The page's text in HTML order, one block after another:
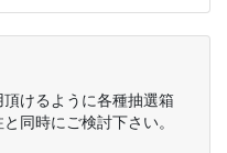
けるように各種抽選箱
同時にご検討下さい。